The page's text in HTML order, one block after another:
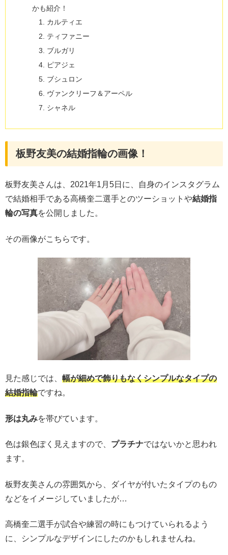
かも紹介！
カルティエ
ティファニー
ブルガリ
ピアジェ
ブシュロン
ヴァンクリーフ＆アーペル
シャネル
板野友美の結婚指輪の画像！
板野友美さんは、2021年1月5日に、自身のインスタグラム
で結婚相手である高橋奎二選手とのツーショットや結婚指
輪の写真を公開しました。
その画像がこちらです。
見た感じでは、 幅が細めで飾りもなくシンプルなタイプの
結婚指輪ですね。
形は丸みを帯びています。
色は銀色ぽく見えますので、 プラチナではないかと思われ
ます。
板野友美さんの雰囲気から、ダイヤが付いたタイプのもの
などをイメージしていましたが…
高橋奎二選手が試合や練習の時にもつけていられるよう
に、シンプルなデザインにしたのかもしれませんね。